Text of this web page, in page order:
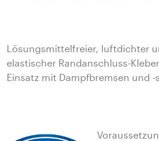
Lösungsmittelfreier, luftdichter
elastischer Randanschluss-
Einsatz mit Dampfbremsen und